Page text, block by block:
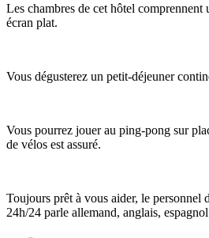
Les chambres de cet hôtel comprennent
écran plat.
Vous dégusterez un petit-déjeuner
Vous pourrez jouer au ping-pong sur
de vélos est assuré.
Toujours prêt à vous aider, le personnel
24h/24 parle allemand, anglais,